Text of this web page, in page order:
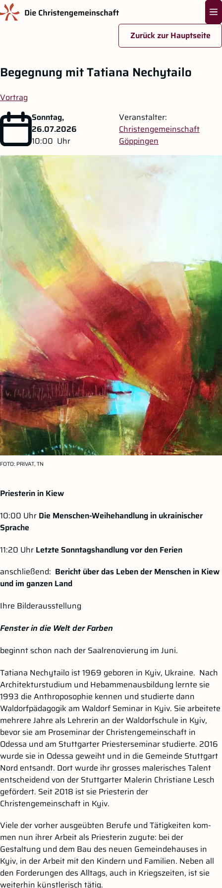
Zurück zur Hauptseite
Begegnung mit Tatiana Nechytailo
Vortrag
Sonntag,
26.07.2026
10:00 Uhr
Veranstalter:
Christengemeinschaft
Göppingen
FOTO: PRIVAT, TN
Priesterin in Kiew
10:00 Uhr Die Menschen-Weihehandlung in ukrainischer
Sprache
11:20 Uhr Letzte Sonntagshandlung vor den Ferien
anschließend: Bericht über das Leben der Menschen in Kiew
und im ganzen Land
Ihre Bilderausstellung
Fenster in die Welt der Farben
beginnt schon nach der Saalrenovierung im Juni.
Tatiana Nechytailo ist 1969 geboren in Kyiv, Ukraine. Nach
Architekturstudium und Hebammenausbildung lernte sie
1993 die Anthroposophie kennen und studierte dann
Waldorfpäda­gogik am Waldorf Seminar in Kyiv. Sie arbeitete
mehrere Jahre als Lehrerin an der Waldorfschule in Kyiv,
bevor sie am Proseminar der Christengemeinschaft in
Odessa und am Stuttgarter Priesterseminar studierte. 2016
wurde sie in Odessa geweiht und in die Gemeinde Stuttgart
Nord ent­sandt. Dort wurde ihr grosses malerisches Talent
entscheidend von der Stuttgarter Malerin Christiane Lesch
gefördert. Seit 2018 ist sie Priesterin der
Christengemeinschaft in Kyiv.
Viele der vorher ausgeübten Berufe und Tätigkeiten kom­
men nun ihrer Arbeit als Priesterin zugute: bei der
Gestaltung und dem Bau des neuen Gemeinde­hauses in
Kyiv, in der Arbeit mit den Kindern und Familien. Neben all
den Forderungen des Alltags, auch in Kriegszeiten, ist sie
weiterhin künstlerisch tätig.